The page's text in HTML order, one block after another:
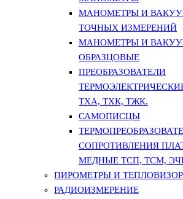
МАНОМЕТРЫ И
ТОЧНЫХ ИЗМЕРЕНИЙ
МАНОМЕТРЫ И
ОБРАЗЦОВЫЕ
ПРЕОБРАЗОВАТЕЛИ
ТХА, ТХК, ТЖК.
САМОПИСЦЫ
СОПРОТИВЛЕНИЯ
МЕДНЫЕ ТСП, ТСМ,
ПИРОМЕТРЫ И
РАДИОИЗМЕРЕНИЕ